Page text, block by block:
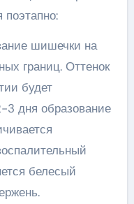
поэтапно:
шишечки на
границ. Оттенок
будет
дня образование
белесый